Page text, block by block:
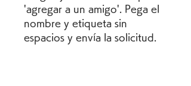
'agregar a un amigo'. Pega el
nombre y etiqueta sin
espacios y envía la solicitud.